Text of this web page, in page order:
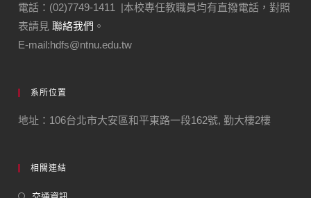
電話：(02)7749-1411 |本校專任教職員均有直撥電話，對照
表請見聯絡我們 。
E-mail:hdfs@ntnu.edu.tw
系所位置
地址：106台北市大安區和平東路一段162號, 勤大樓2樓
相關連結